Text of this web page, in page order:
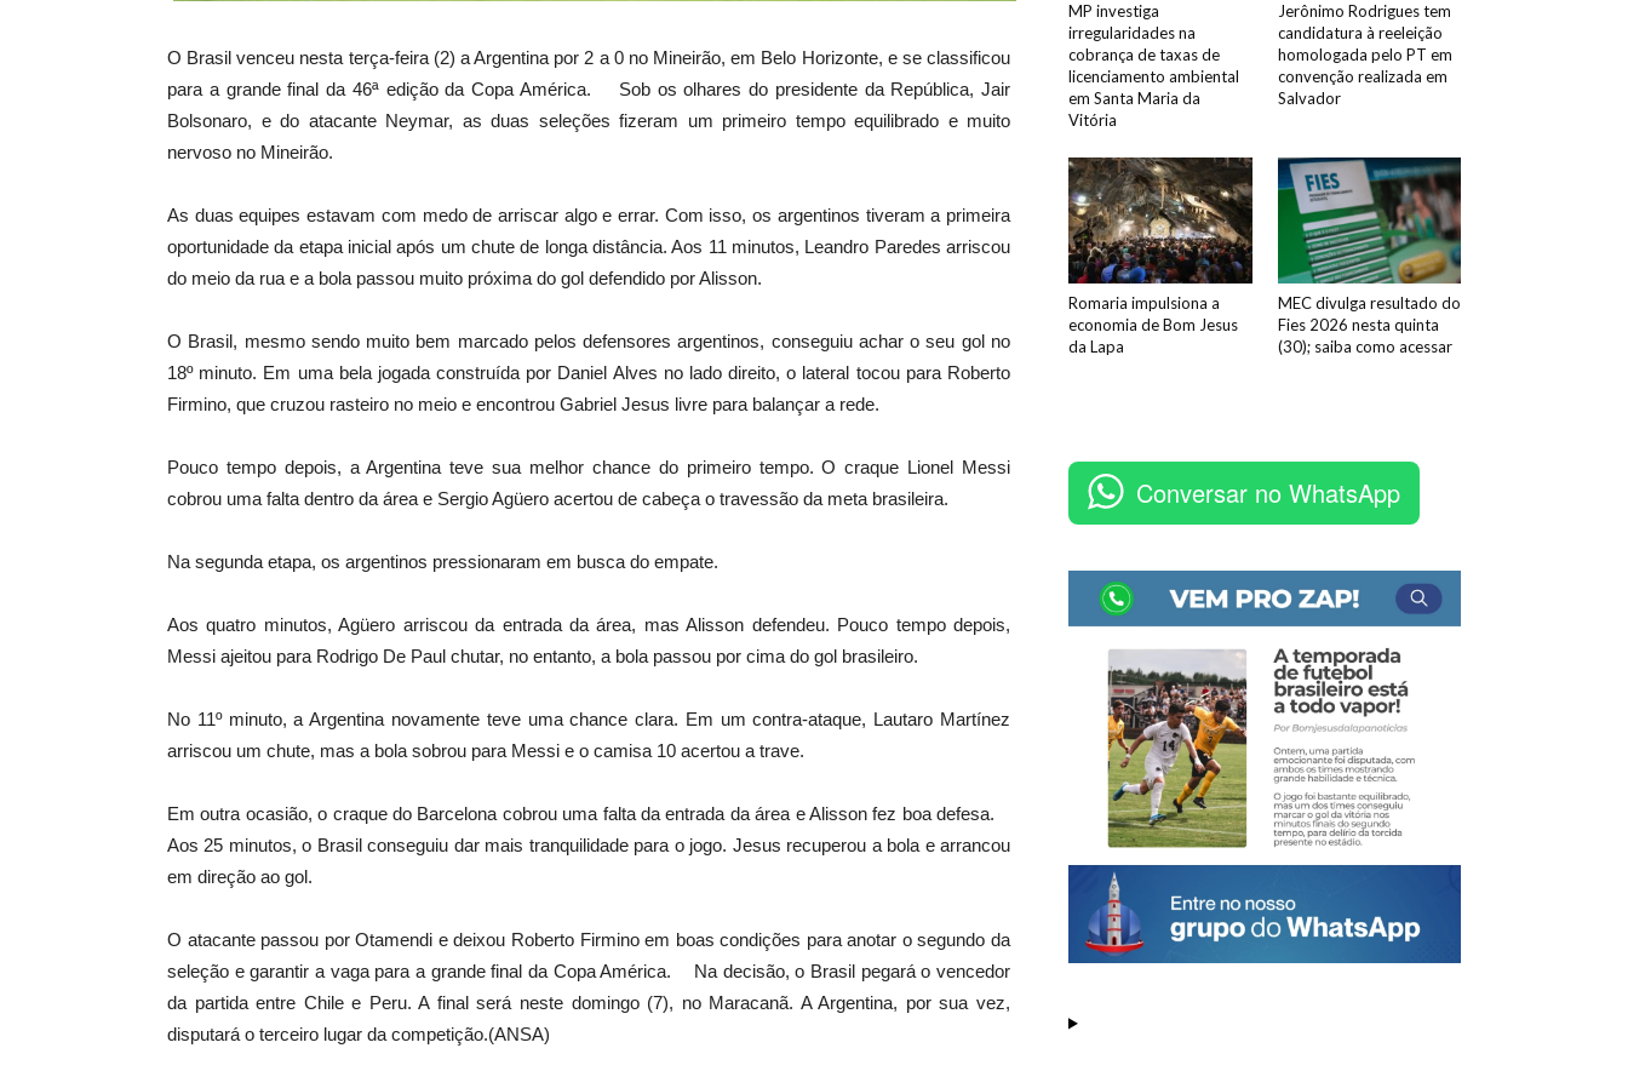
O Brasil venceu nesta terça-feira (2) a Argentina por 2 a 0 no Mineirão, em Belo Horizonte, e se classificou
para a grande final da 46ª edição da Copa América. Sob os olhares do presidente da República, Jair
Bolsonaro, e do atacante Neymar, as duas seleções fizeram um primeiro tempo equilibrado e muito
nervoso no Mineirão.
As duas equipes estavam com medo de arriscar algo e errar. Com isso, os argentinos tiveram a primeira
oportunidade da etapa inicial após um chute de longa distância. Aos 11 minutos, Leandro Paredes arriscou
do meio da rua e a bola passou muito próxima do gol defendido por Alisson.
O Brasil, mesmo sendo muito bem marcado pelos defensores argentinos, conseguiu achar o seu gol no
18º minuto. Em uma bela jogada construída por Daniel Alves no lado direito, o lateral tocou para Roberto
Firmino, que cruzou rasteiro no meio e encontrou Gabriel Jesus livre para balançar a rede.
Pouco tempo depois, a Argentina teve sua melhor chance do primeiro tempo. O craque Lionel Messi
cobrou uma falta dentro da área e Sergio Agüero acertou de cabeça o travessão da meta brasileira.
Na segunda etapa, os argentinos pressionaram em busca do empate.
Aos quatro minutos, Agüero arriscou da entrada da área, mas Alisson defendeu. Pouco tempo depois,
Messi ajeitou para Rodrigo De Paul chutar, no entanto, a bola passou por cima do gol brasileiro.
No 11º minuto, a Argentina novamente teve uma chance clara. Em um contra-ataque, Lautaro Martínez
arriscou um chute, mas a bola sobrou para Messi e o camisa 10 acertou a trave.
Em outra ocasião, o craque do Barcelona cobrou uma falta da entrada da área e Alisson fez boa defesa.
Aos 25 minutos, o Brasil conseguiu dar mais tranquilidade para o jogo. Jesus recuperou a bola e arrancou
em direção ao gol.
O atacante passou por Otamendi e deixou Roberto Firmino em boas condições para anotar o segundo da
seleção e garantir a vaga para a grande final da Copa América. Na decisão, o Brasil pegará o vencedor
da partida entre Chile e Peru. A final será neste domingo (7), no Maracanã. A Argentina, por sua vez,
disputará o terceiro lugar da competição.(ANSA)
MP investiga
irregularidades na
cobrança de taxas de
licenciamento ambiental
em Santa Maria da
Vitória
Jerônimo Rodrigues tem
candidatura à reeleição
homologada pelo PT em
convenção realizada em
Salvador
Romaria impulsiona a
economia de Bom Jesus
da Lapa
MEC divulga resultado do
Fies 2026 nesta quinta
(30); saiba como acessar
Conversar no WhatsApp